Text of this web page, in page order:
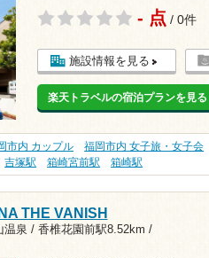
- 点 / 0件
施設情報を見る
楽天トラベルの宿泊プランを見る
市内 カップル 福岡市内 女子旅・女子会
吉塚駅 箱崎宮前駅 箱崎駅
THE VANISH
温泉 / 香椎花園前駅8.52km /